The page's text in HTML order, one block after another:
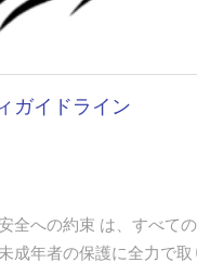
ガイドライン
全への約束 は、すべての
成年者の保護に全力で取